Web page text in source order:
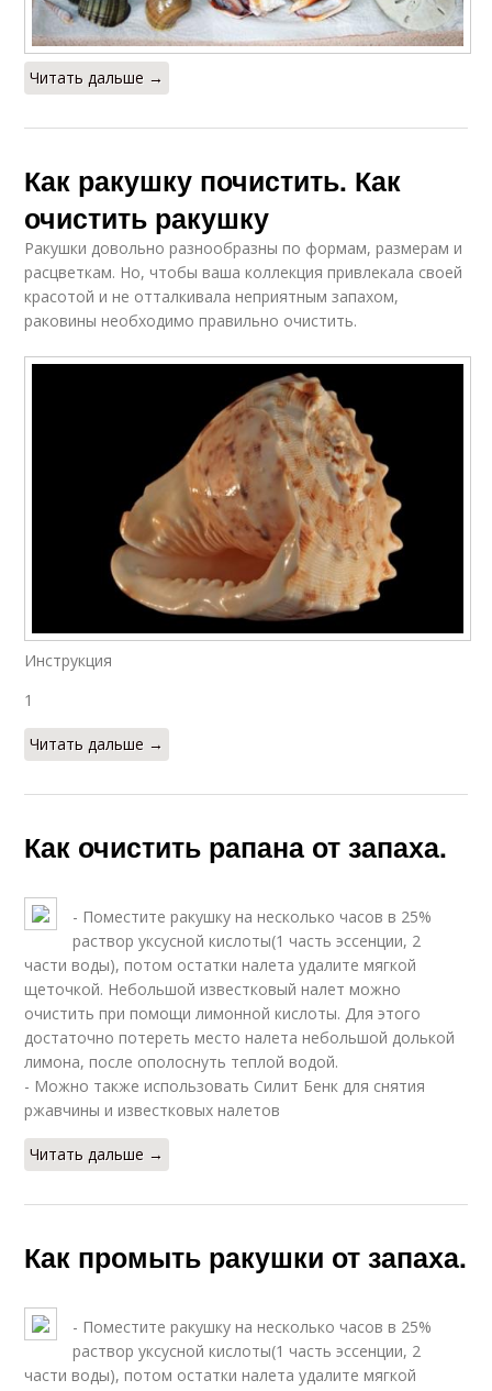
Читать дальше →
Как ракушку почистить. Как
очистить ракушку
Ракушки довольно разнообразны по формам, размерам и
расцветкам. Но, чтобы ваша коллекция привлекала своей
красотой и не отталкивала неприятным запахом,
раковины необходимо правильно очистить.
Инструкция
1
Читать дальше →
Как очистить рапана от запаха.
- Поместите ракушку на несколько часов в 25%
раствор уксусной кислоты(1 часть эссенции, 2
части воды), потом остатки налета удалите мягкой
щеточкой. Небольшой известковый налет можно
очистить при помощи лимонной кислоты. Для этого
достаточно потереть место налета небольшой долькой
лимона, после ополоснуть теплой водой.
- Можно также использовать Силит Бенк для снятия
ржавчины и известковых налетов
Читать дальше →
Как промыть ракушки от запаха.
- Поместите ракушку на несколько часов в 25%
раствор уксусной кислоты(1 часть эссенции, 2
части воды), потом остатки налета удалите мягкой